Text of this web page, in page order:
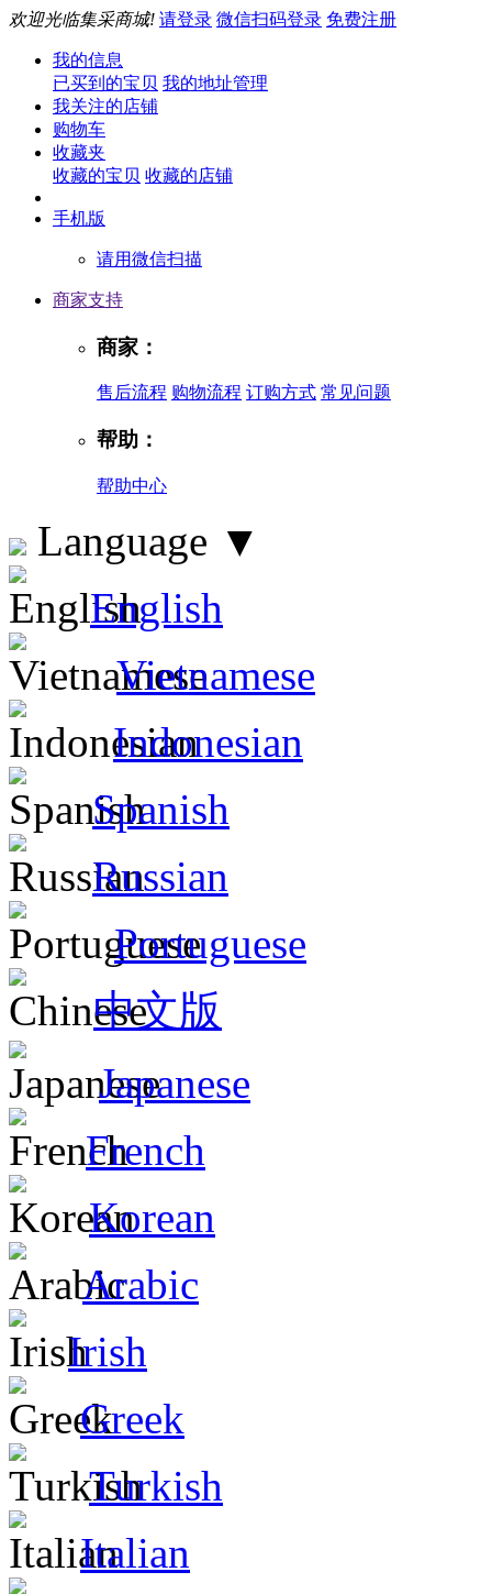
欢迎光临集采商城! 请登录 微信扫码登录 免费注册
我的信息
已买到的宝贝 我的地址管理
我关注的店铺
购物车
收藏夹
收藏的宝贝 收藏的店铺
手机版
请用微信扫描
商家支持
商家：
售后流程 购物流程 订购方式 常见问题
帮助：
帮助中心
Language ▼
English
Vietnamese
Indonesian
Spanish
Russian
Portuguese
中文版
Japanese
French
Korean
Arabic
Irish
Greek
Turkish
Italian